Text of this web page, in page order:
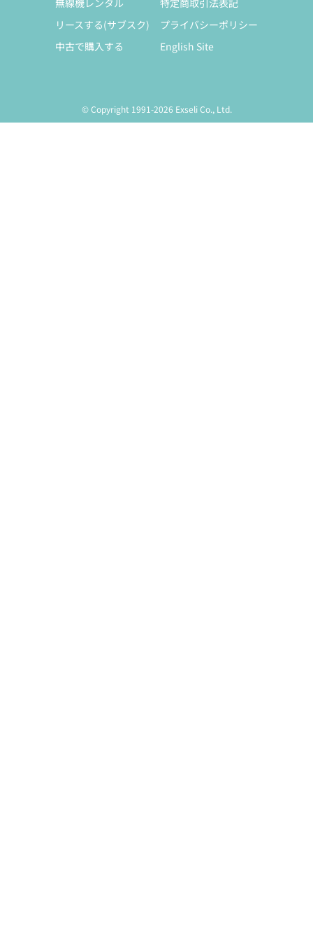
無線機レンタル
リースする(サブスク)
中古で購入する
特定商取引法表記
プライバシーポリシー
English Site
© Copyright 1991-2026 Exseli Co., Ltd.